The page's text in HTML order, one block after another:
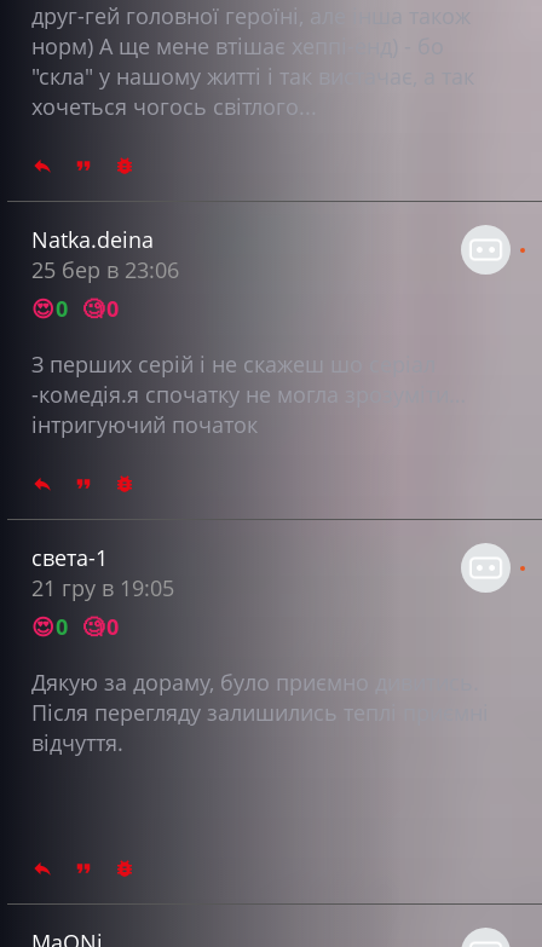
друг-гей головної героїні, але інша також
норм) А ще мене втішає хеппі-енд) - бо
"скла" у нашому житті і так вистачає, а так
хочеться чогось світлого...
Natka.deina
25 бер в 23:06
😍0 🧐0
З перших серій і не скажеш шо серіал
-комедія.я спочатку не могла зрозуміти…
інтригуючий початок
света-1
21 гру в 19:05
😍0 🧐0
Дякую за дораму, було приємно дивитись.
Після перегляду залишились теплі приємні
відчуття.